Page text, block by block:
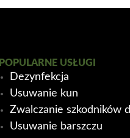
POPULARNE USŁUGI
Dezynfekcja
Usuwanie kun
Zwalczanie szkodników
Usuwanie barszczu